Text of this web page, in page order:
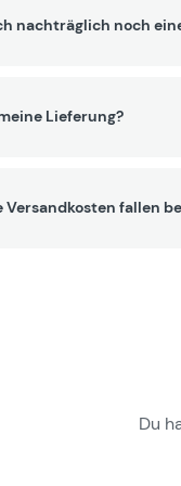
nachträglich noch
Lieferung?
Versandkosten fallen
Du